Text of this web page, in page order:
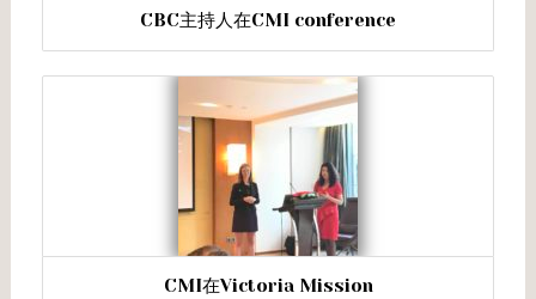
CBC主持人在CMI conference
CMI在Victoria Mission